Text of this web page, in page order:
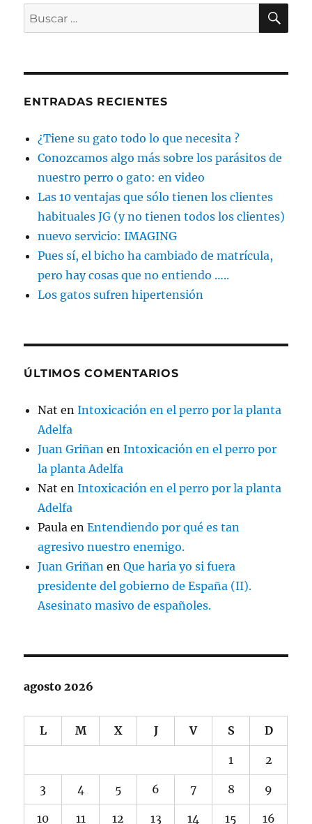
Buscar
por:
ENTRADAS RECIENTES
¿Tiene su gato todo lo que necesita ?
Conozcamos algo más sobre los parásitos de
nuestro perro o gato: en video
Las 10 ventajas que sólo tienen los clientes
habituales JG (y no tienen todos los clientes)
nuevo servicio: IMAGING
Pues sí, el bicho ha cambiado de matrícula,
pero hay cosas que no entiendo …..
Los gatos sufren hipertensión
ÚLTIMOS COMENTARIOS
Nat enIntoxicación en el perro por la planta
Adelfa
Juan Griñan enIntoxicación en el perro por
la planta Adelfa
Nat enIntoxicación en el perro por la planta
Adelfa
Paula enEntendiendo por qué es tan
agresivo nuestro enemigo.
Juan Griñan enQue haria yo si fuera
presidente del gobierno de España (II).
Asesinato masivo de españoles.
agosto 2026
L M X J V S D
1 2
3 4 5 6 7 8 9
10 11 12 13 14 15 16